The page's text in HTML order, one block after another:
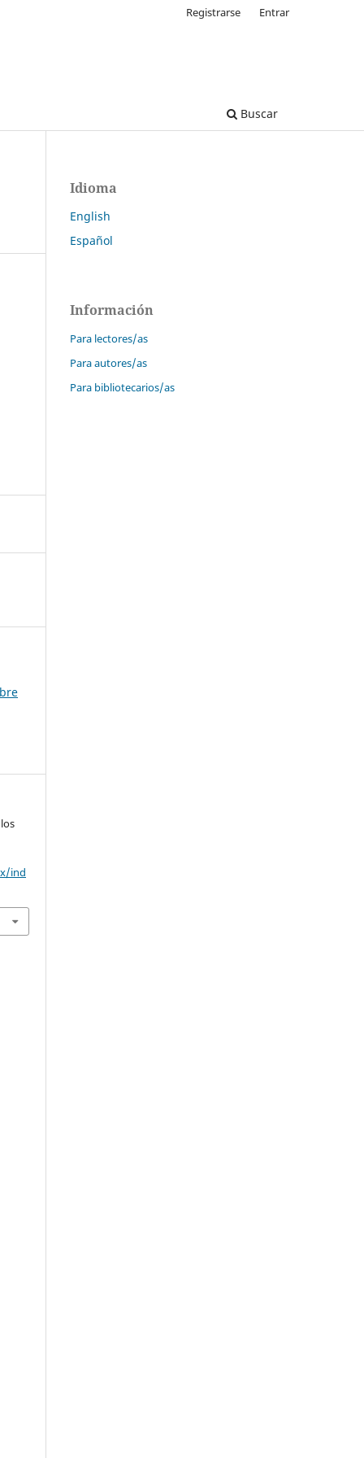
Buscar
Registrarse Entrar
ind
Idioma
English
Español
Información
Para lectores/as
Para autores/as
Para bibliotecarios/as